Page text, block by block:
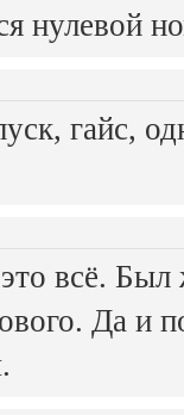
нулевой
гайс,
всё.
Да и